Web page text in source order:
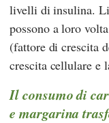
livelli di insulina.
possono a loro
(fattore di crescita
crescita cellulare e
Il consumo di
e margarina